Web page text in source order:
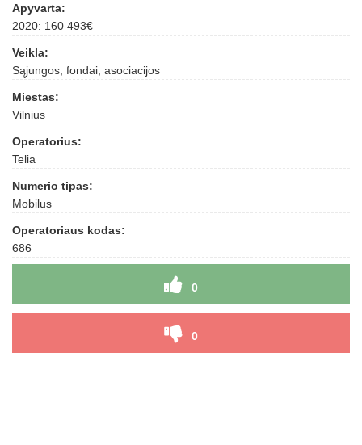
Apyvarta:
2020: 160 493€
Veikla:
Sąjungos, fondai, asociacijos
Miestas:
Vilnius
Operatorius:
Telia
Numerio tipas:
Mobilus
Operatoriaus kodas:
686
0
0